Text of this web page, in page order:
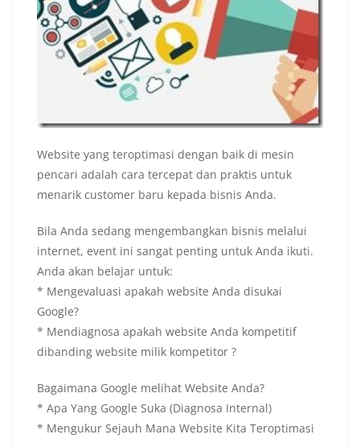
Website yang teroptimasi dengan baik di mesin
pencari adalah cara tercepat dan praktis untuk
menarik customer baru kepada bisnis Anda.
Bila Anda sedang mengembangkan bisnis melalui
internet, event ini sangat penting untuk Anda ikuti.
Anda akan belajar untuk:
* Mengevaluasi apakah website Anda disukai
Google?
* Mendiagnosa apakah website Anda kompetitif
dibanding website milik kompetitor ?
Bagaimana Google melihat Website Anda?
* Apa Yang Google Suka (Diagnosa Internal)
* Mengukur Sejauh Mana Website Kita Teroptimasi